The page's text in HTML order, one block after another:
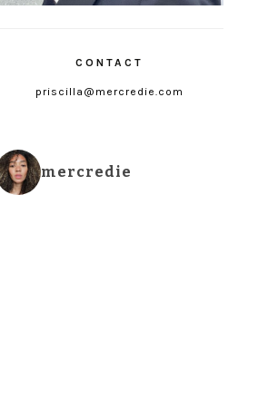
CONTACT
priscilla@mercredie.com
mercredie